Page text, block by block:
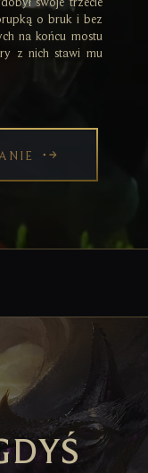
o bruk i bez
na końcu mostu
z nich stawi mu